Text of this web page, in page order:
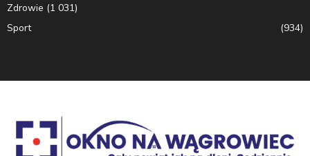
Zdrowie (1 031)
Sport
(934)